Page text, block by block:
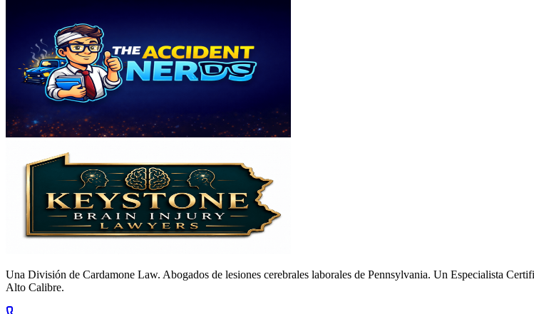
Una División de Cardamone Law. Abogados de lesiones cerebrales laborales de Pennsylvania. Un Especialista
Alto Calibre.